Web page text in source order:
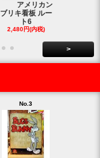
アメリカン
ブリキ看板 ルー
ト6
2,480円(内税)
>
No.3